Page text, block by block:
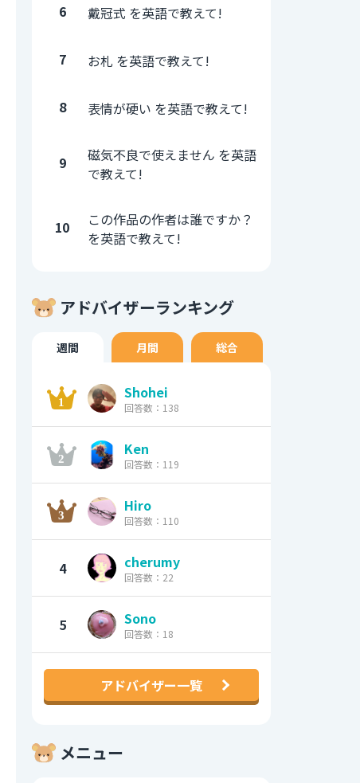
6 戴冠式 を英語で教えて!
7 お札 を英語で教えて!
8 表情が硬い を英語で教えて!
9
磁気不良で使えません を英語
で教えて!
10
この作品の作者は誰ですか？
を英語で教えて!
アドバイザーランキング
週間 月間 総合
Shohei
回答数：138
Ken
回答数：119
Hiro
回答数：110
4 cherumy
回答数：22
5 Sono
回答数：18
アドバイザー一覧
メニュー